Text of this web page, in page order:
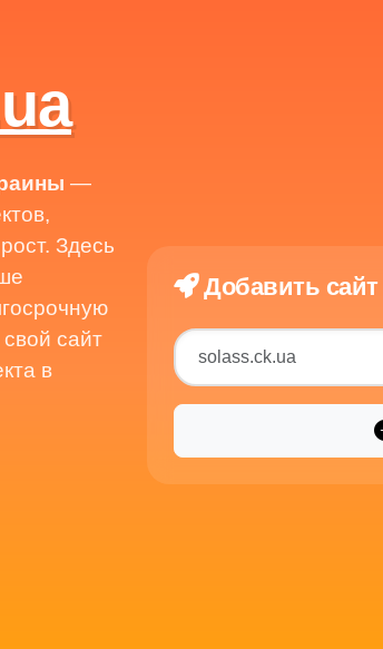
—
Здесь
сайт
в
Добавить сайт